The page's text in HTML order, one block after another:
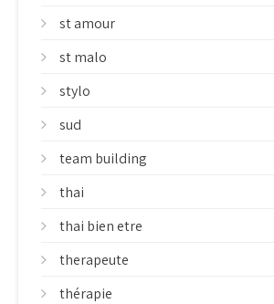
st amour
st malo
stylo
sud
team building
thai
thai bien etre
therapeute
thérapie